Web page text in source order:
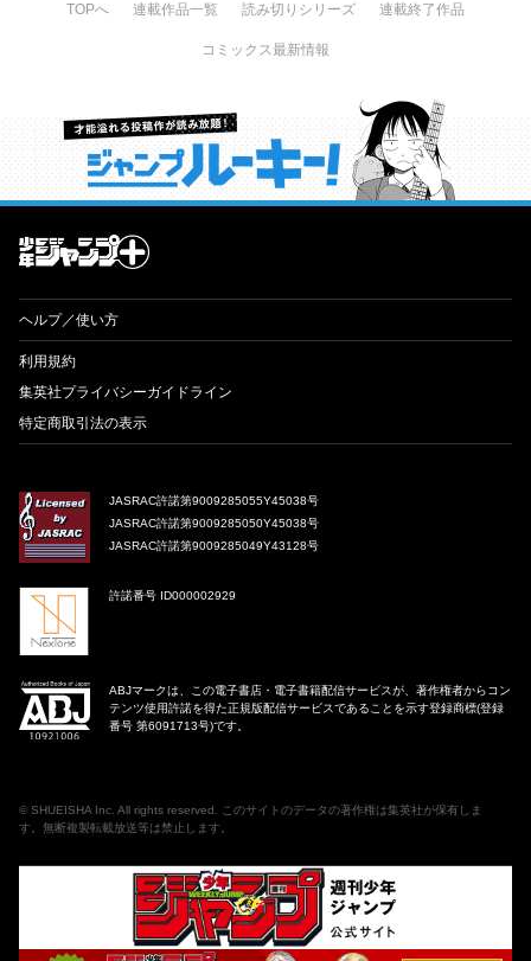
TOPへ 連載作品一覧 読み切りシリーズ 連載終了作品
コミックス最新情報
才能溢れる投稿作が読み放題！ ジャンプルーキー！
ヘルプ／使い方
利用規約
集英社プライバシーガイドライン
特定商取引法の表示
JASRAC許諾第9009285055Y45038号
JASRAC許諾第9009285050Y45038号
JASRAC許諾第9009285049Y43128号
許諾番号 ID000002929
ABJマークは、この電子書店・電子書籍配信サービスが、著作権者からコン
テンツ使用許諾を得た正規版配信サービスであることを示す登録商標(登録
番号 第6091713号)です。
© SHUEISHA Inc. All rights reserved. このサイトのデータの著作権は集英社が保有しま
す。無断複製転載放送等は禁止します。